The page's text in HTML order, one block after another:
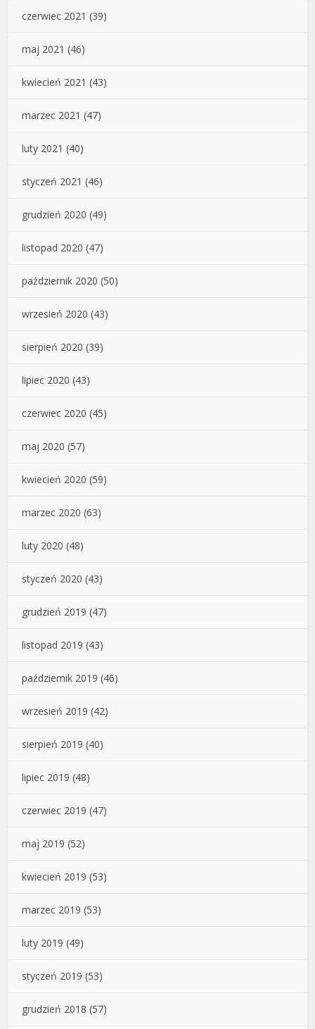
czerwiec 2021 (39)
maj 2021 (46)
kwiecień 2021 (43)
marzec 2021 (47)
luty 2021 (40)
styczeń 2021 (46)
grudzień 2020 (49)
listopad 2020 (47)
październik 2020 (50)
wrzesień 2020 (43)
sierpień 2020 (39)
lipiec 2020 (43)
czerwiec 2020 (45)
maj 2020 (57)
kwiecień 2020 (59)
marzec 2020 (63)
luty 2020 (48)
styczeń 2020 (43)
grudzień 2019 (47)
listopad 2019 (43)
październik 2019 (46)
wrzesień 2019 (42)
sierpień 2019 (40)
lipiec 2019 (48)
czerwiec 2019 (47)
maj 2019 (52)
kwiecień 2019 (53)
marzec 2019 (53)
luty 2019 (49)
styczeń 2019 (53)
grudzień 2018 (57)